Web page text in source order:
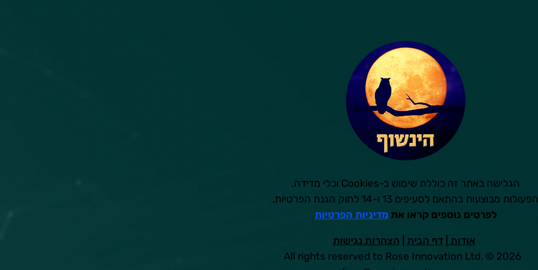
הגלישה באתר זה כוללת שימוש ב-Cookies וכלי מדידה.
הפעולות מבוצעות בהתאם לסעיפים 13 ו-14 לחוק הגנת הפרטיות.
לפרטים נוספים קראו אתמדיניות הפרטיות
אודות |דף הבית
הצהרות נגישות